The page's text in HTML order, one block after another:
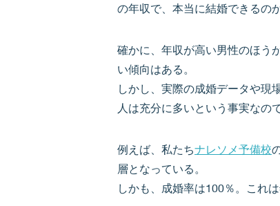
の年収で、本当に結婚できるの
確かに、年収が高い男性のほう
い傾向はある。
しかし、実際の成婚データや現
人は充分に多いという事実なの
例えば、私たちナレソメ予備校
層となっている。
しかも、成婚率は100％。これ